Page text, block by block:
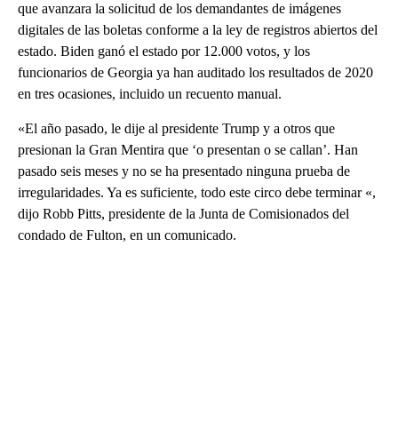
que avanzara la solicitud de los demandantes de imágenes
digitales de las boletas conforme a la ley de registros abiertos del
estado. Biden ganó el estado por 12.000 votos, y los
funcionarios de Georgia ya han auditado los resultados de 2020
en tres ocasiones, incluido un recuento manual.
«El año pasado, le dije al presidente Trump y a otros que
presionan la Gran Mentira que ‘o presentan o se callan’. Han
pasado seis meses y no se ha presentado ninguna prueba de
irregularidades. Ya es suficiente, todo este circo debe terminar «,
dijo Robb Pitts, presidente de la Junta de Comisionados del
condado de Fulton, en un comunicado.